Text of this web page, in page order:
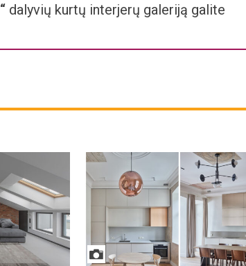
“ dalyvių kurtų interjerų galeriją galite